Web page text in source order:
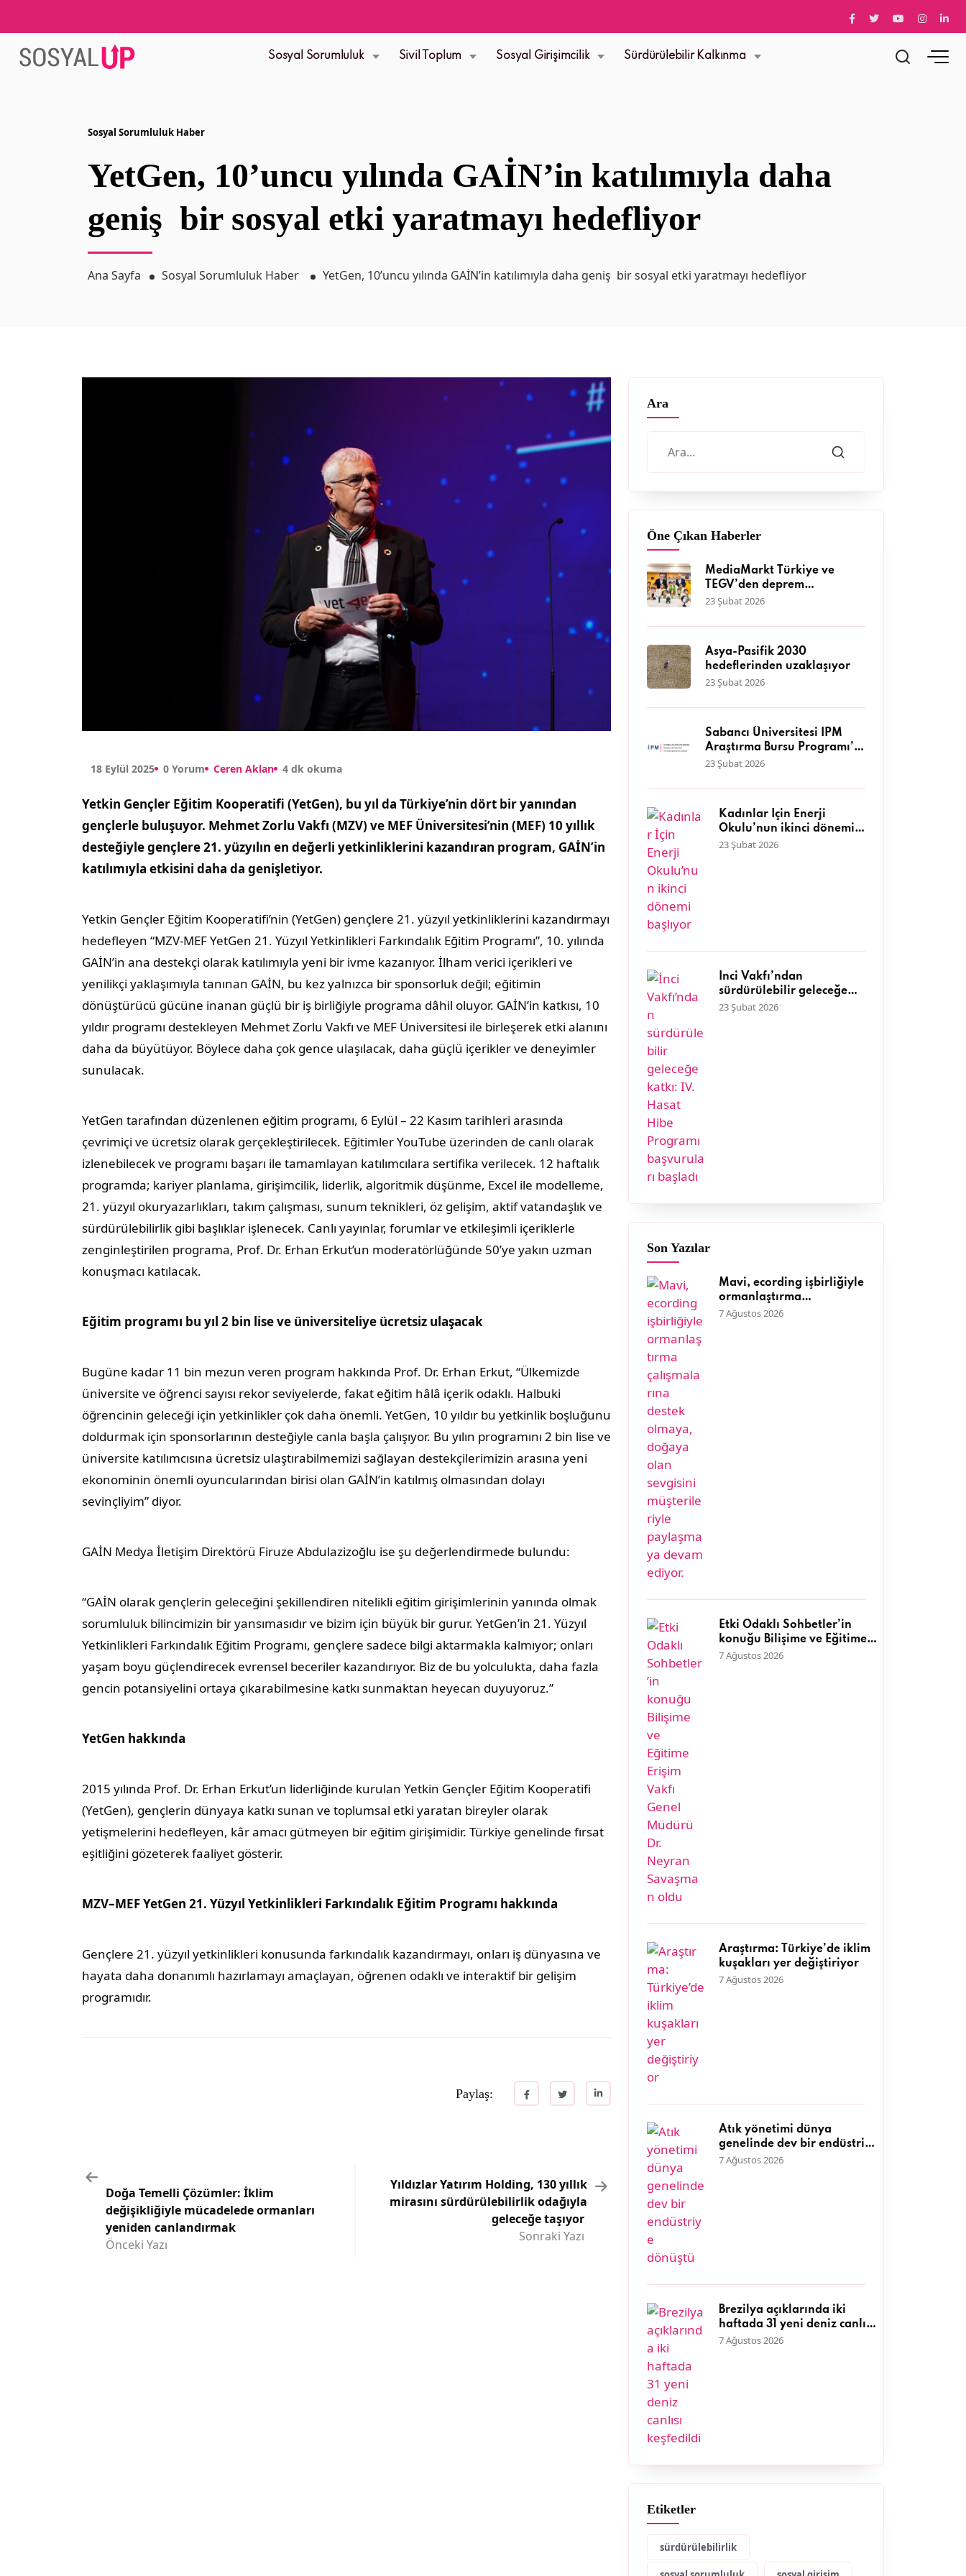
Sosyal Sorumluluk Sivil Toplum Sosyal Girişimcilik Sürdürülebilir Kalkınma
Sosyal Sorumluluk Haber
YetGen, 10’uncu yılında GAİN’in katılımıyla daha
geniş bir sosyal etki yaratmayı hedefliyor
Ana Sayfa Sosyal Sorumluluk Haber YetGen, 10’uncu yılında GAİN’in katılımıyla daha geniş bir sosyal etki yaratmayı hedefliyor
18 Eylül 2025 0 Yorum Ceren Aklan 4 dk okuma
Yetkin Gençler Eğitim Kooperatifi (YetGen), bu yıl da Türkiye’nin dört bir yanından
gençlerle buluşuyor. Mehmet Zorlu Vakfı (MZV) ve MEF Üniversitesi’nin (MEF) 10 yıllık
desteğiyle gençlere 21. yüzyılın en değerli yetkinliklerini kazandıran program, GAİN’in
katılımıyla etkisini daha da genişletiyor.
Yetkin Gençler Eğitim Kooperatifi’nin (YetGen) gençlere 21. yüzyıl yetkinliklerini kazandırmayı
hedefleyen “MZV-MEF YetGen 21. Yüzyıl Yetkinlikleri Farkındalık Eğitim Programı”, 10. yılında
GAİN’in ana destekçi olarak katılımıyla yeni bir ivme kazanıyor. İlham verici içerikleri ve
yenilikçi yaklaşımıyla tanınan GAİN, bu kez yalnızca bir sponsorluk değil; eğitimin
dönüştürücü gücüne inanan güçlü bir iş birliğiyle programa dâhil oluyor. GAİN’in katkısı, 10
yıldır programı destekleyen Mehmet Zorlu Vakfı ve MEF Üniversitesi ile birleşerek etki alanını
daha da büyütüyor. Böylece daha çok gence ulaşılacak, daha güçlü içerikler ve deneyimler
sunulacak.
YetGen tarafından düzenlenen eğitim programı, 6 Eylül – 22 Kasım tarihleri arasında
çevrimiçi ve ücretsiz olarak gerçekleştirilecek. Eğitimler YouTube üzerinden de canlı olarak
izlenebilecek ve programı başarı ile tamamlayan katılımcılara sertifika verilecek. 12 haftalık
programda; kariyer planlama, girişimcilik, liderlik, algoritmik düşünme, Excel ile modelleme,
21. yüzyıl okuryazarlıkları, takım çalışması, sunum teknikleri, öz gelişim, aktif vatandaşlık ve
sürdürülebilirlik gibi başlıklar işlenecek. Canlı yayınlar, forumlar ve etkileşimli içeriklerle
zenginleştirilen programa, Prof. Dr. Erhan Erkut’un moderatörlüğünde 50’ye yakın uzman
konuşmacı katılacak.
Eğitim programı bu yıl 2 bin lise ve üniversiteliye ücretsiz ulaşacak
Bugüne kadar 11 bin mezun veren program hakkında Prof. Dr. Erhan Erkut, “Ülkemizde
üniversite ve öğrenci sayısı rekor seviyelerde, fakat eğitim hâlâ içerik odaklı. Halbuki
öğrencinin geleceği için yetkinlikler çok daha önemli. YetGen, 10 yıldır bu yetkinlik boşluğunu
doldurmak için sponsorlarının desteğiyle canla başla çalışıyor. Bu yılın programını 2 bin lise ve
üniversite katılımcısına ücretsiz ulaştırabilmemizi sağlayan destekçilerimizin arasına yeni
ekonominin önemli oyuncularından birisi olan GAİN’in katılmış olmasından dolayı
sevinçliyim” diyor.
GAİN Medya İletişim Direktörü Firuze Abdulazizoğlu ise şu değerlendirmede bulundu:
“GAİN olarak gençlerin geleceğini şekillendiren nitelikli eğitim girişimlerinin yanında olmak
sorumluluk bilincimizin bir yansımasıdır ve bizim için büyük bir gurur. YetGen’in 21. Yüzyıl
Yetkinlikleri Farkındalık Eğitim Programı, gençlere sadece bilgi aktarmakla kalmıyor; onları
yaşam boyu güçlendirecek evrensel beceriler kazandırıyor. Biz de bu yolculukta, daha fazla
gencin potansiyelini ortaya çıkarabilmesine katkı sunmaktan heyecan duyuyoruz.”
YetGen hakkında
2015 yılında Prof. Dr. Erhan Erkut’un liderliğinde kurulan Yetkin Gençler Eğitim Kooperatifi
(YetGen), gençlerin dünyaya katkı sunan ve toplumsal etki yaratan bireyler olarak
yetişmelerini hedefleyen, kâr amacı gütmeyen bir eğitim girişimidir. Türkiye genelinde fırsat
eşitliğini gözeterek faaliyet gösterir.
MZV–MEF YetGen 21. Yüzyıl Yetkinlikleri Farkındalık Eğitim Programı hakkında
Gençlere 21. yüzyıl yetkinlikleri konusunda farkındalık kazandırmayı, onları iş dünyasına ve
hayata daha donanımlı hazırlamayı amaçlayan, öğrenen odaklı ve interaktif bir gelişim
programıdır.
Paylaş:
Doğa Temelli Çözümler: İklim
değişikliğiyle mücadelede ormanları
yeniden canlandırmak
Önceki Yazı
Yıldızlar Yatırım Holding, 130 yıllık
mirasını sürdürülebilirlik odağıyla
geleceğe taşıyor
Sonraki Yazı
Ara
Öne Çıkan Haberler
MediaMarkt Türkiye ve
TEGV’den deprem
bölgesinde 11 bini aşkın
desteği
23 Şubat 2026
Asya-Pasifik 2030
hedeflerinden uzaklaşıyor
23 Şubat 2026
Sabancı Üniversitesi İPM
Araştırma Bursu Programı’a
başvurular başladı
23 Şubat 2026
Kadınlar İçin Enerji
Okulu’nun ikinci dönemi
başlıyor
23 Şubat 2026
İnci Vakfı’ndan
sürdürülebilir geleceğe
katkı: IV. Hasat Hibe
23 Şubat 2026
Son Yazılar
Mavi, ecording işbirliğiyle
ormanlaştırma
çalışmalarına destek
7 Ağustos 2026
Etki Odaklı Sohbetler’in
konuğu Bilişime ve Eğitime
Erişim Vakfı Genel Müdürü
7 Ağustos 2026
Araştırma: Türkiye’de iklim
kuşakları yer değiştiriyor
7 Ağustos 2026
Atık yönetimi dünya
genelinde dev bir endüstriye
dönüştü
7 Ağustos 2026
Brezilya açıklarında iki
haftada 31 yeni deniz canlısı
keşfedildi
7 Ağustos 2026
Etiketler
sürdürülebilirlik